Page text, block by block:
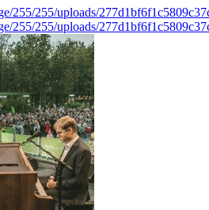
255/255/uploads/
255/255/uploads/